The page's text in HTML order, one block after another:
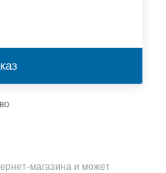
магазина и может